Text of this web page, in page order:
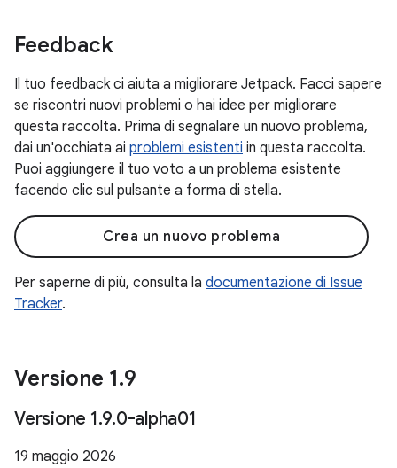
Feedback
Il tuo feedback ci aiuta a migliorare Jetpack. Facci sapere
se riscontri nuovi problemi o hai idee per migliorare
questa raccolta. Prima di segnalare un nuovo problema,
dai un'occhiata ai problemi esistenti in questa raccolta.
Puoi aggiungere il tuo voto a un problema esistente
facendo clic sul pulsante a forma di stella.
Crea un nuovo problema
Per saperne di più, consulta la documentazione di Issue
Tracker.
Versione 1.9
Versione 1.9.0-alpha01
19 maggio 2026